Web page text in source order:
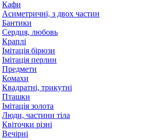
Кафи
Асиметричні, з двох частин
Бантики
Сердця, любовь
Краплі
Імітація бірюзи
Імітація перлин
Предмети
Комахи
Квадратні, трикутні
Пташки
Імітація золота
Люди, частини тіла
Квіточки різні
Вечірні